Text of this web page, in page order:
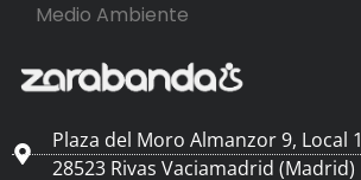
Medio Ambiente
Plaza del Moro Almanzor 9, Local 1
28523 Rivas Vaciamadrid (Madrid)